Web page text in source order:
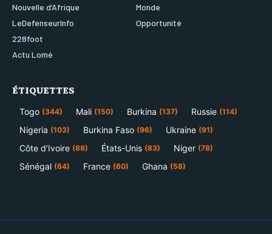
Nouvelle d’Afrique
LeDefenseurInfo
228foot
Actu Lomé
Monde
Opportunité
ÉTIQUETTES
Togo (344) Mali (150) Burkina (137) Russie (114)
Nigeria (103) Burkina Faso (96) Ukraine (91)
Côte d’Ivoire (88) États-Unis (83) Niger (78)
Sénégal (64) France (60) Ghana (58)